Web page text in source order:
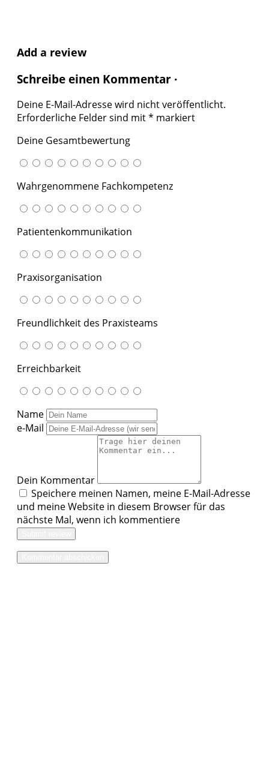
Add a review
Schreibe einen Kommentar ·
Deine E-Mail-Adresse wird nicht veröffentlicht.
Erforderliche Felder sind mit* markiert
Deine Gesamtbewertung
Wahrgenommene Fachkompetenz
Patientenkommunikation
Praxisorganisation
Freundlichkeit des Praxisteams
Erreichbarkeit
Name
e-Mail
Dein Kommentar
Speichere meinen Namen, meine E-Mail-Adresse
und meine Website in diesem Browser für das
nächste Mal, wenn ich kommentiere